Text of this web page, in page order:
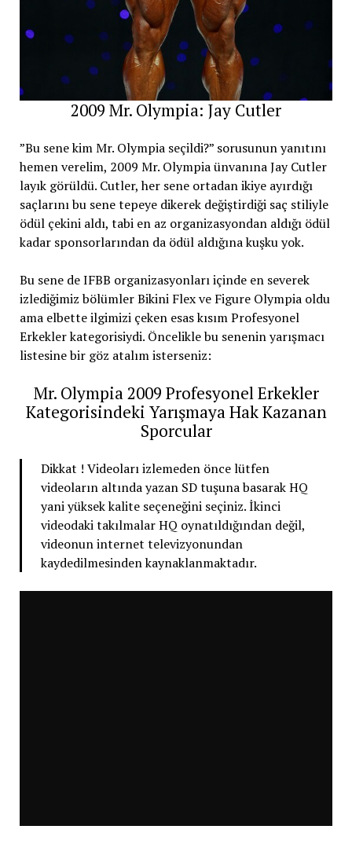
2009 Mr. Olympia: Jay Cutler
”Bu sene kim Mr. Olympia seçildi?” sorusunun yanıtını
hemen verelim, 2009 Mr. Olympia ünvanına Jay Cutler
layık görüldü. Cutler, her sene ortadan ikiye ayırdığı
saçlarını bu sene tepeye dikerek değiştirdiği saç stiliyle
ödül çekini aldı, tabi en az organizasyondan aldığı ödül
kadar sponsorlarından da ödül aldığına kuşku yok.
Bu sene de IFBB organizasyonları içinde en severek
izlediğimiz bölümler Bikini Flex ve Figure Olympia oldu
ama elbette ilgimizi çeken esas kısım Profesyonel
Erkekler kategorisiydi. Öncelikle bu senenin yarışmacı
listesine bir göz atalım isterseniz:
Mr. Olympia 2009 Profesyonel Erkekler
Kategorisindeki Yarışmaya Hak Kazanan
Sporcular
Dikkat ! Videoları izlemeden önce lütfen
videoların altında yazan SD tuşuna basarak HQ
yani yüksek kalite seçeneğini seçiniz. İkinci
videodaki takılmalar HQ oynatıldığından değil,
videonun internet televizyonundan
kaydedilmesinden kaynaklanmaktadır.